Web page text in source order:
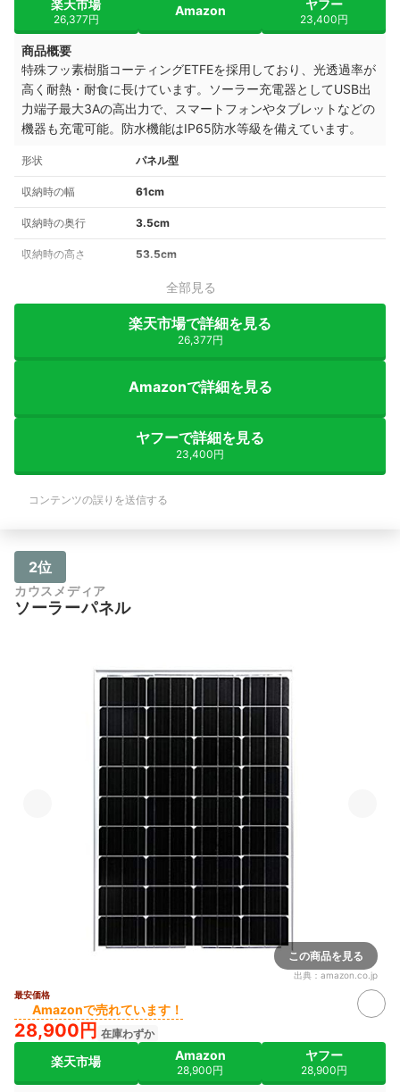
楽天市場
26,377円
Amazon ヤフー
23,400円
商品概要
特殊フッ素樹脂コーティングETFEを採用しており、光透過率が
高く耐熱・耐食に長けています。ソーラー充電器としてUSB出
力端子最大3Aの高出力で、スマートフォンやタブレットなどの
機器も充電可能。防水機能はIP65防水等級を備えています。
形状 パネル型
収納時の幅 61cm
収納時の奥行 3.5cm
収納時の高さ 53.5cm
全部見る
楽天市場で詳細を見る
26,377円
Amazonで詳細を見る
ヤフーで詳細を見る
23,400円
コンテンツの誤りを送信する
2位
カウスメディア
ソーラーパネル
この商品を見る
出典： amazon.co.jp
最安価格
Amazonで売れています！
28,900円 在庫わずか
楽天市場 Amazon
28,900円
ヤフー
28,900円